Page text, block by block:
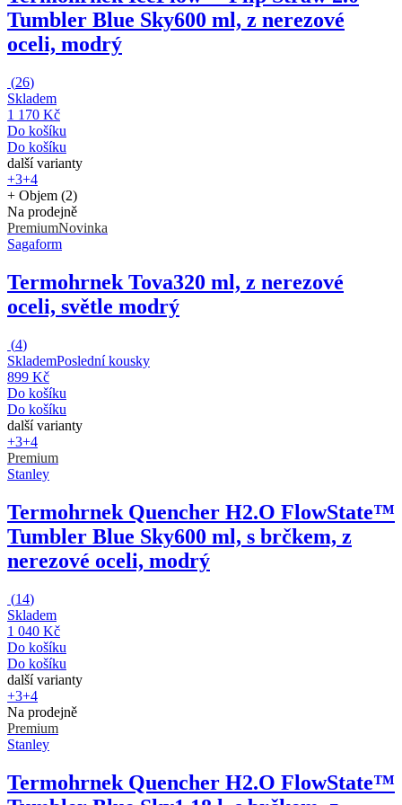
Tumbler Blue Sky600 ml, z nerezové
oceli, modrý
(26)
Skladem
1 170 Kč
Do košíku
Do košíku
další varianty
+3+4
+ Objem (2)
Na prodejně
PremiumNovinka
Sagaform
Termohrnek Tova320 ml, z nerezové
oceli, světle modrý
(4)
SklademPoslední kousky
899 Kč
Do košíku
Do košíku
další varianty
+3+4
Premium
Stanley
Termohrnek Quencher H2.O FlowState™
Tumbler Blue Sky600 ml, s brčkem, z
nerezové oceli, modrý
(14)
Skladem
1 040 Kč
Do košíku
Do košíku
další varianty
+3+4
Na prodejně
Premium
Stanley
Termohrnek Quencher H2.O FlowState™